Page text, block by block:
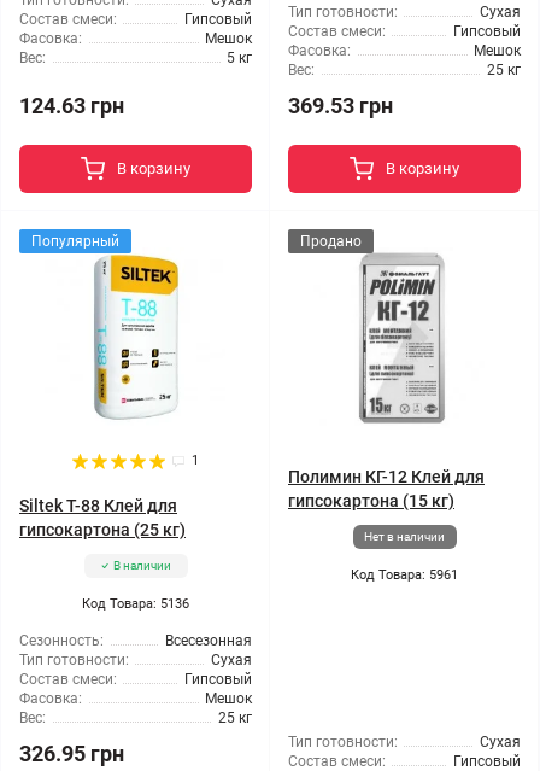
Состав смеси:
Гипсовый
Фасовка:
Мешок
Вес:
5 кг
124.63 грн
В корзину
Тип готовности:
Сухая
Состав смеси:
Гипсовый
Фасовка:
Мешок
Вес:
25 кг
369.53 грн
В корзину
Популярный
1
Siltek T-88 Клей для
гипсокартона (25 кг)
В наличии
Код Товара: 5136
Сезонность:
Всесезонная
Тип готовности:
Сухая
Состав смеси:
Гипсовый
Фасовка:
Мешок
Вес:
25 кг
326.95 грн
Продано
Полимин КГ-12 Клей для
гипсокартона (15 кг)
Нет в наличии
Код Товара: 5961
Тип готовности:
Сухая
Состав смеси:
Гипсовый